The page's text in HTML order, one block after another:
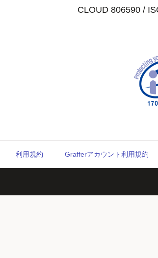
CLOUD 806590 /
利用規約 Grafferアカウント利用規約